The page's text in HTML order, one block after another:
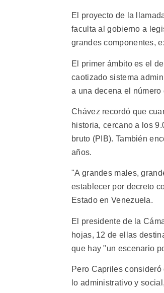
El proyecto de la
faculta al gobierno a
grandes componentes,
El primer ámbito es el
caotizado sistema
a una decena el
Chávez recordó que
historia, cercano a los
bruto (PIB). También
años.
"A grandes males,
establecer por decreto
Estado en Venezuela.
El presidente de la
hojas, 12 de ellas
que hay "un escenario
Pero Capriles
lo administrativo y